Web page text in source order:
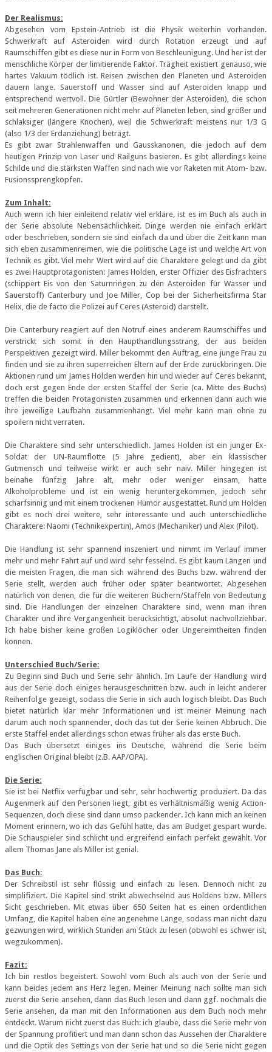
Der Realismus:
Abgesehen vom Epstein-Antrieb ist die Physik weiterhin vorhanden.
Schwerkraft auf Asteroiden wird durch Rotation erzeugt und auf
Raumschiffen gibt es diese nur in Form von Beschleunigung. Und her ist der
menschliche Körper der limitierende Faktor. Trägheit existiert genauso, wie
hartes Vakuum tödlich ist. Reisen zwischen den Planeten und Asteroiden
dauern lange. Sauerstoff und Wasser sind auf Asteroiden knapp und
entsprechend wertvoll. Die Gürtler (Bewohner der Asteroiden), die schon
seit mehreren Generationen nicht mehr auf Planeten leben, sind größer und
schlaksiger (längere Knochen), weil die Schwerkraft meistens nur 1/3 G
(also 1/3 der Erdanziehung) beträgt.
Es gibt zwar Strahlenwaffen und Gausskanonen, die jedoch auf dem
heutigen Prinzip von Laser und Railguns basieren. Es gibt allerdings keine
Schilde und die stärksten Waffen sind nach wie vor Raketen mit Atom- bzw.
Fusionssprengköpfen.
Zum Inhalt:
Auch wenn ich hier einleitend relativ viel erkläre, ist es im Buch als auch in
der Serie absolute Nebensächlichkeit. Dinge werden nie einfach erklärt
oder beschrieben, sondern sie sind einfach da und über die Zeit kann man
sich eben zusammenreimen, wie die politische Lage ist und welche Art von
Technik es gibt. Viel mehr Wert wird auf die Charaktere gelegt und da gibt
es zwei Hauptprotagonisten: James Holden, erster Offizier des Eisfrachters
(schippert Eis von den Saturnringen zu den Asteroiden für Wasser und
Sauerstoff) Canterbury und Joe Miller, Cop bei der Sicherheitsfirma Star
Helix, die de facto die Polizei auf Ceres (Asteroid) darstellt.
Die Canterbury reagiert auf den Notruf eines anderem Raumschiffes und
verstrickt sich somit in den Haupthandlungsstrang, der aus beiden
Perspektiven gezeigt wird. Miller bekommt den Auftrag, eine junge Frau zu
finden und sie zu ihren superreichen Eltern auf der Erde zurückbringen. Die
Aktionen rund um James Holden werden hin und wieder auf Ceres bekannt,
doch erst gegen Ende der ersten Staffel der Serie (ca. Mitte des Buchs)
treffen die beiden Protagonisten zusammen und erkennen dann auch wie
ihre jeweilige Laufbahn zusammenhängt. Viel mehr kann man ohne zu
spoilern nicht verraten.
Die Charaktere sind sehr unterschiedlich. James Holden ist ein junger Ex-
Soldat der UN-Raumflotte (5 Jahre gedient), aber ein klassischer
Gutmensch und teilweise wirkt er auch sehr naiv. Miller hingegen ist
beinahe fünfzig Jahre alt, mehr oder weniger einsam, hatte
Alkoholprobleme und ist ein wenig heruntergekommen, jedoch sehr
scharfsinnig und mit einem trockenen Humor ausgestattet. Rund um Holden
gibt es noch drei weitere, sehr interessante und auch unterschiedliche
Charaktere: Naomi (Technikexpertin), Amos (Mechaniker) und Alex (Pilot).
Die Handlung ist sehr spannend inszeniert und nimmt im Verlauf immer
mehr und mehr Fahrt auf und wird sehr fesselnd. Es gibt kaum Längen und
die meisten Fragen, die man sich während des Buchs bzw. während der
Serie stellt, werden auch früher oder später beantwortet. Abgesehen
natürlich von denen, die für die weiteren Büchern/Staffeln von Bedeutung
sind. Die Handlungen der einzelnen Charaktere sind, wenn man ihren
Charakter und ihre Vergangenheit berücksichtigt, absolut nachvollziehbar.
Ich habe bisher keine großen Logiklöcher oder Ungereimtheiten finden
können.
Unterschied Buch/Serie:
Zu Beginn sind Buch und Serie sehr ähnlich. Im Laufe der Handlung wird
aus der Serie doch einiges herausgeschnitten bzw. auch in leicht anderer
Reihenfolge gezeigt, sodass die Serie in sich auch logisch bleibt. Das Buch
bietet natürlich klar mehr Informationen und ist meiner Meinung nach
darum auch noch spannender, doch das tut der Serie keinen Abbruch. Die
erste Staffel endet allerdings schon etwas früher als das erste Buch.
Das Buch übersetzt einiges ins Deutsche, während die Serie beim
englischen Original bleibt (z.B. AAP/OPA).
Die Serie:
Sie ist bei Netflix verfügbar und sehr, sehr hochwertig produziert. Da das
Augenmerk auf den Personen liegt, gibt es verhältnismäßig wenig Action-
Sequenzen, doch diese sind dann umso packender. Ich kann mich an keinen
Moment erinnern, wo ich das Gefühl hatte, das am Budget gespart wurde.
Die Schauspieler sind schlicht und ergreifend einfach perfekt gewählt. Vor
allem Thomas Jane als Miller ist genial.
Das Buch:
Der Schreibstil ist sehr flüssig und einfach zu lesen. Dennoch nicht zu
simplifiziert. Die Kapitel sind strikt abwechselnd aus Holdens bzw. Millers
Sicht geschrieben. Mit etwas über 650 Seiten hat es einen ordentlichen
Umfang, die Kapitel haben eine angenehme Länge, sodass man nicht dazu
gezwungen wird, wirklich Stunden am Stück zu lesen (obwohl es schwer ist,
wegzukommen).
Fazit:
Ich bin restlos begeistert. Sowohl vom Buch als auch von der Serie und
kann beides jedem ans Herz legen. Meiner Meinung nach sollte man sich
zuerst die Serie ansehen, dann das Buch lesen und dann ggf. nochmals die
Serie ansehen, da man mit den Informationen aus dem Buch noch mehr
entdeckt. Warum nicht zuerst das Buch: ich glaube, dass die Serie mehr von
der Spannung profitiert und man dann schon das Aussehen der Charaktere
und die Optik des Settings von der Serie hat und so die Serie nicht gegen